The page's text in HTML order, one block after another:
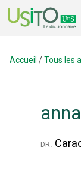
Accueil /Tous les
dr.